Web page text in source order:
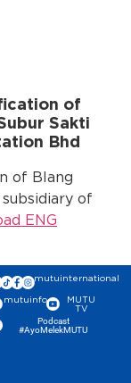
of
Sakti
Bhd
of Blang
of
ENG
mutuinternational
mutuinfo
MUTU
TV
Podcast
#AyoMelekMUTU